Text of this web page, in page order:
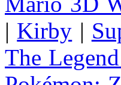
| Kirby |
The